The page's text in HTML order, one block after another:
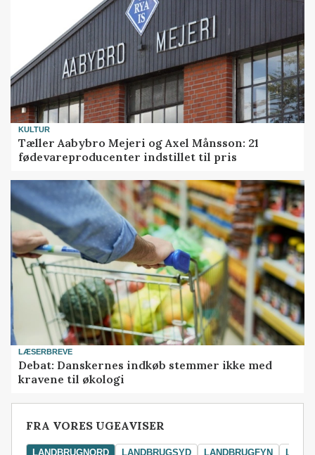
KULTUR
Tæller Aabybro Mejeri og Axel Månsson: 21
fødevareproducenter indstillet til pris
LÆSERBREVE
Debat: Danskernes indkøb stemmer ikke med
kravene til økologi
FRA VORES UGEAVISER
LANDBRUGNORD LANDBRUGSYD LANDBRUGFYN